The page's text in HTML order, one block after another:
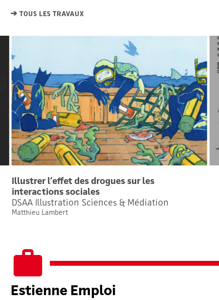
TOUS LES TRAVAUX
Illustrer l’effet des drogues sur les
interactions sociales
DSAA Illustration Sciences & Médiation
Matthieu Lambert
Estienne Emploi